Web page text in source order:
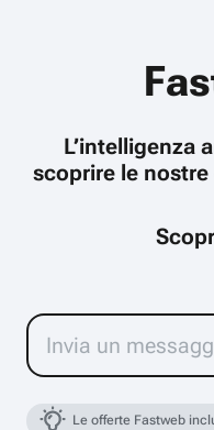
L’intelligenza
scoprire le
Le offerte Fastweb